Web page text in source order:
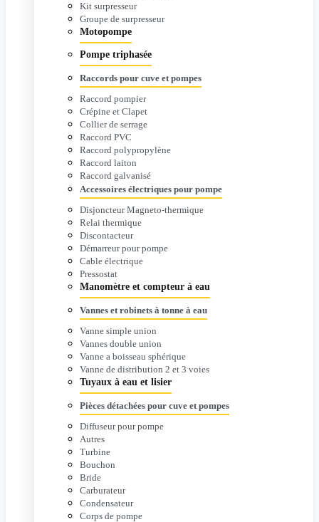
Kit surpresseur
Groupe de surpresseur
Motopompe
Pompe triphasée
Raccords pour cuve et pompes
Raccord pompier
Crépine et Clapet
Collier de serrage
Raccord PVC
Raccord polypropylène
Raccord laiton
Raccord galvanisé
Accessoires électriques pour pompe
Disjoncteur Magneto-thermique
Relai thermique
Discontacteur
Démarreur pour pompe
Cable électrique
Pressostat
Manomètre et compteur à eau
Vannes et robinets à tonne à eau
Vanne simple union
Vannes double union
Vanne a boisseau sphérique
Vanne de distribution 2 et 3 voies
Tuyaux à eau et lisier
Pièces détachées pour cuve et pompes
Diffuseur pour pompe
Autres
Turbine
Bouchon
Bride
Carburateur
Condensateur
Corps de pompe